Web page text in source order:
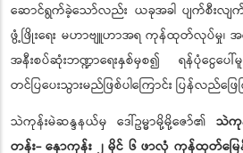
ဆောင်ရွက်ခဲ့သော်လည်း ယခုအခါ ပျက်စီးလျက်
ဖွံ့ဖြိုးရေး မဟာဗျူဟာအရ ကုန်ထုတ်လုပ်မှု၊ အကျို
အနီးစပ်ဆုံးဘဏ္ဍာရေးနှစ်မှစ၍ ရန်ပုံငွေပေ
တင်ပြပေးသွားမည်ဖြစ်ပါကြောင်း ပြန်လည်ဖြ
သဲကုန်းမဲဆန္ဒနယ်မှ ဒေါ်ဥမ္မာမို့မို့ဇော်၏ သဲကု
တန်း- နှောကုန်း ၂ မိုင် ၆ ဖာလုံ ကုန်ထုတ်မြေနီ